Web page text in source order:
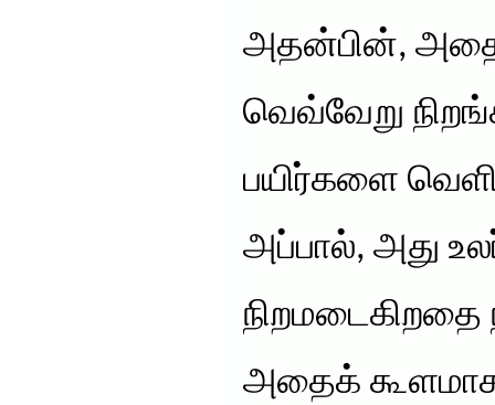
அதன்பின்,
வெவ்வேறு
பயிர்களை
அப்பால், அது
நிறமடைகிறதை
அதைக்